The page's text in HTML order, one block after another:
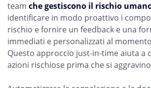
team che gestiscono il rischio
identificare in modo proattivo i
rischio e fornire un feedback e una
immediati e personalizzati al
Questo approccio just-in-time aiuta a
azioni rischiose prima che si